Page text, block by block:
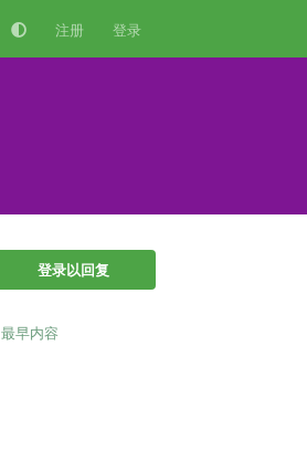
注册 登录
登录以回复
最早内容